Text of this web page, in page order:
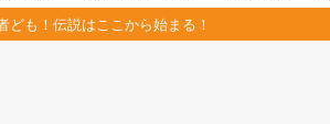
ども！伝説はここから始まる！